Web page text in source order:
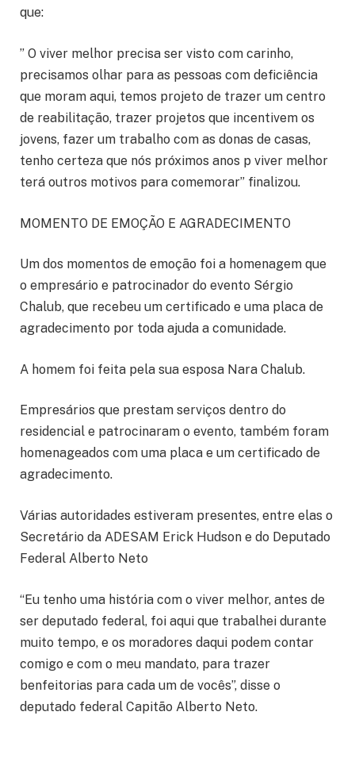
que:
” O viver melhor precisa ser visto com carinho,
precisamos olhar para as pessoas com deficiência
que moram aqui, temos projeto de trazer um centro
de reabilitação, trazer projetos que incentivem os
jovens, fazer um trabalho com as donas de casas,
tenho certeza que nós próximos anos p viver melhor
terá outros motivos para comemorar” finalizou.
MOMENTO DE EMOÇÃO E AGRADECIMENTO
Um dos momentos de emoção foi a homenagem que
o empresário e patrocinador do evento Sérgio
Chalub, que recebeu um certificado e uma placa de
agradecimento por toda ajuda a comunidade.
A homem foi feita pela sua esposa Nara Chalub.
Empresários que prestam serviços dentro do
residencial e patrocinaram o evento, também foram
homenageados com uma placa e um certificado de
agradecimento.
Várias autoridades estiveram presentes, entre elas o
Secretário da ADESAM Erick Hudson e do Deputado
Federal Alberto Neto
“Eu tenho uma história com o viver melhor, antes de
ser deputado federal, foi aqui que trabalhei durante
muito tempo, e os moradores daqui podem contar
comigo e com o meu mandato, para trazer
benfeitorias para cada um de vocês”, disse o
deputado federal Capitão Alberto Neto.